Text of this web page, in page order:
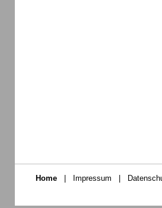
Home Impressum